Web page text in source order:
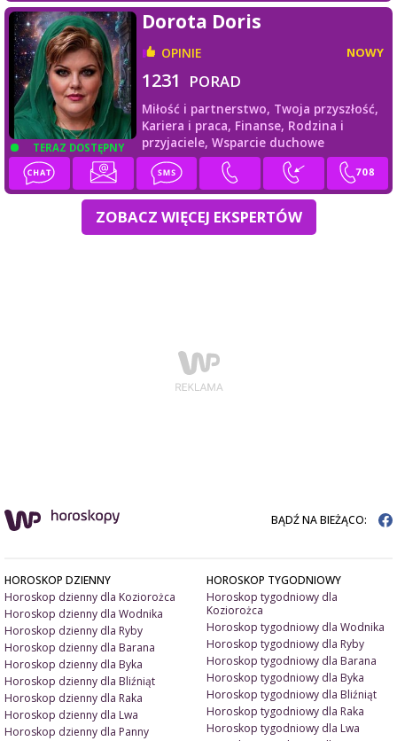
TERAZ DOSTĘPNY
Dorota Doris
OPINIE NOWY
1231 PORAD
Miłość i partnerstwo, Twoja przyszłość,
Kariera i praca, Finanse, Rodzina i
przyjaciele, Wsparcie duchowe
ZOBACZ WIĘCEJ EKSPERTÓW
BĄDŹ NA BIEŻĄCO:
HOROSKOP DZIENNY
Horoskop dzienny dla Koziorożca
Horoskop dzienny dla Wodnika
Horoskop dzienny dla Ryby
Horoskop dzienny dla Barana
Horoskop dzienny dla Byka
Horoskop dzienny dla Bliźniąt
Horoskop dzienny dla Raka
Horoskop dzienny dla Lwa
Horoskop dzienny dla Panny
HOROSKOP TYGODNIOWY
Horoskop tygodniowy dla
Koziorożca
Horoskop tygodniowy dla Wodnika
Horoskop tygodniowy dla Ryby
Horoskop tygodniowy dla Barana
Horoskop tygodniowy dla Byka
Horoskop tygodniowy dla Bliźniąt
Horoskop tygodniowy dla Raka
Horoskop tygodniowy dla Lwa